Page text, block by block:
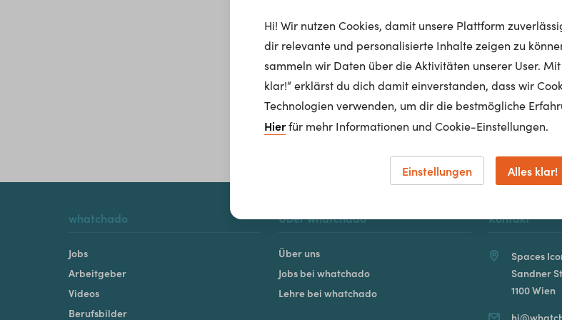
Homepage
whatchado
Jobs
Arbeitgeber
Videos
Berufsbilder
Über whatchado
Über uns
Jobs bei whatchado
Lehre bei whatchado
Kontakt
Spaces
Sandner
1100 Wien
Hi! Wir nutzen Cookies, damit unsere Plattform
dir relevante und personalisierte Inhalte zeigen zu
sammeln wir Daten über die Aktivitäten unserer User.
klar!“ erklärst du dich damit einverstanden, dass wir
Technologien verwenden, um dir die bestmögliche
Hierfür mehr Informationen und Cookie-Einstellungen.
Einstellungen Alles klar!